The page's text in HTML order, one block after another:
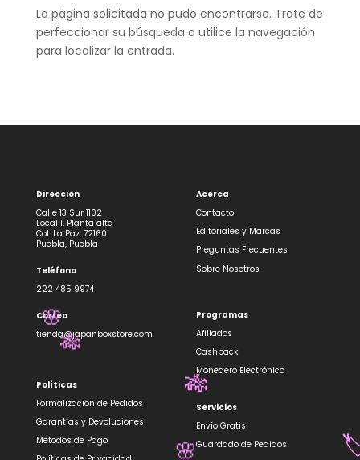
La página solicitada no pudo encontrarse. Trate de
perfeccionar su búsqueda o utilice la navegación
para localizar la entrada.
Dirección
Calle 13 Sur 1102
Local 1, Planta alta
Col. La Paz, 72160
Puebla, Puebla
Teléfono
222 485 9974
Correo
tienda@japanboxstore.com
Políticas
Formalización de Pedidos
Garantías y Devoluciones
Métodos de Pago
Acerca
Contacto
Editoriales y Marcas
Preguntas Frecuentes
Sobre Nosotros
Programas
Afiliados
Cashback
Monedero Electrónico
Servicios
Envío Gratis
Guardado de Pedidos
🎋
🌸
🎋